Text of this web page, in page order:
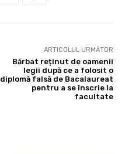
ARTICOLUL URMĂTOR
Bărbat reținut de oamenii
legii după ce a folosit o
diplomă falsă de Bacalaureat
pentru a se înscrie la
facultate